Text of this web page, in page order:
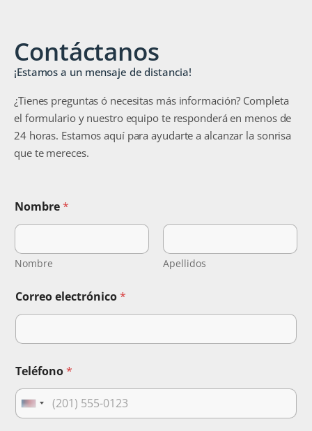
Contáctanos
¡Estamos a un mensaje de distancia!
¿Tienes preguntas ó necesitas más información? Completa
el formulario y nuestro equipo te responderá en menos de
24 horas. Estamos aquí para ayudarte a alcanzar la sonrisa
que te mereces.
o
m
r
e
o
r
r
o
n
Nombre*
Nombre Apellidos
Correo electrónico*
Teléfono*
U